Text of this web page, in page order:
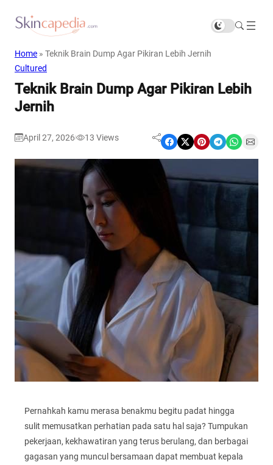
Home » Teknik Brain Dump Agar Pikiran Lebih Jernih
Cultured
Teknik Brain Dump Agar Pikiran Lebih
Jernih
April 27, 2026 13 Views Share on Facebook Share on X Share on Pinterest Share on Telegram Share on WhatsApp Share on Email
Pernahkah kamu merasa benakmu begitu padat hingga
sulit memusatkan perhatian pada satu hal saja? Tumpukan
pekerjaan, kekhawatiran yang terus berulang, dan berbagai
gagasan yang muncul bersamaan dapat membuat kepala